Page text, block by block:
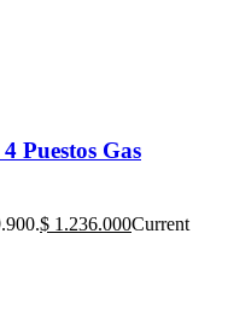
Puestos Gas
$ 1.236.000Current